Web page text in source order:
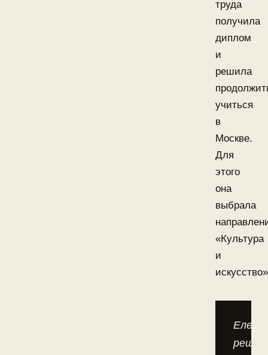
труда
получила
диплом
и
решила
учиться
в
Москве.
Для
этого
она
выбрала
«Культура
и
Елена